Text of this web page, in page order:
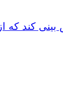
بینی کند